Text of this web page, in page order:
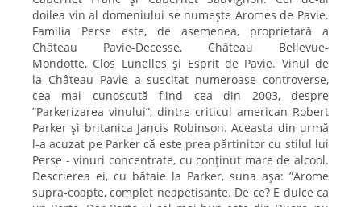
doilea vin al domeniului se numește Aromes de Pavie.
Familia Perse este, de asemenea, proprietară a
Château Pavie-Decesse, Château Bellevue-
Mondotte, Clos Lunelles și Esprit de Pavie. Vinul de
la Château Pavie a suscitat numeroase controverse,
cea mai cunoscută fiind cea din 2003, despre
”Parkerizarea vinului”, dintre criticul american Robert
Parker și britanica Jancis Robinson. Aceasta din urmă
l-a acuzat pe Parker că este prea părtinitor cu stilul lui
Perse - vinuri concentrate, cu conținut mare de alcool.
Descrierea ei, cu bătaie la Parker, suna așa: ”Arome
supra-coapte, complet neapetisante. De ce? E dulce ca